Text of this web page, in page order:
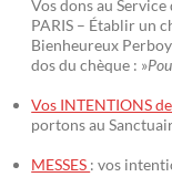
Vos dons au
PARIS – Établir un
Bienheureux
dos du chèque : »
Vos INTENTIONS
portons au
MESSES : vos